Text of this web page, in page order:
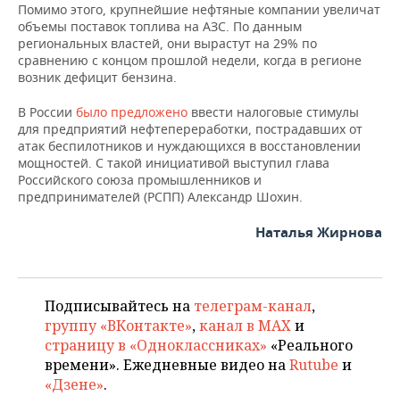
Помимо этого, крупнейшие нефтяные компании увеличат
объемы поставок топлива на АЗС. По данным
региональных властей, они вырастут на 29% по
сравнению с концом прошлой недели, когда в регионе
возник дефицит бензина.
В России было предложено ввести налоговые стимулы
для предприятий нефтепереработки, пострадавших от
атак беспилотников и нуждающихся в восстановлении
мощностей. С такой инициативой выступил глава
Российского союза промышленников и
предпринимателей (РСПП) Александр Шохин.
Наталья Жирнова
Подписывайтесь на телеграм-канал,
группу «ВКонтакте»,канал в MAXи
страницу в «Одноклассниках» «Реального
времени». Ежедневные видео наRutube и
«Дзене».